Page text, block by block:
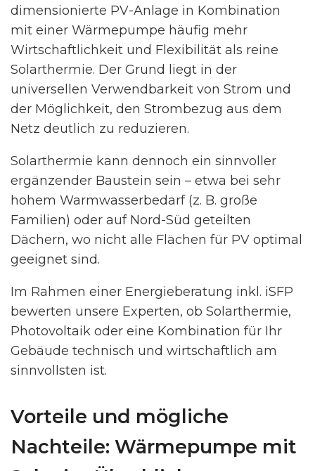
dimensionierte PV-Anlage in Kombination
mit einer Wärmepumpe häufig mehr
Wirtschaftlichkeit und Flexibilität als reine
Solarthermie. Der Grund liegt in der
universellen Verwendbarkeit von Strom und
der Möglichkeit, den Strombezug aus dem
Netz deutlich zu reduzieren.
Solarthermie kann dennoch ein sinnvoller
ergänzender Baustein sein – etwa bei sehr
hohem Warmwasserbedarf (z. B. große
Familien) oder auf Nord-Süd geteilten
Dächern, wo nicht alle Flächen für PV optimal
geeignet sind.
Im Rahmen einer Energieberatung inkl. iSFP
bewerten unsere Experten, ob Solarthermie,
Photovoltaik oder eine Kombination für Ihr
Gebäude technisch und wirtschaftlich am
sinnvollsten ist.
Vorteile und mögliche
Nachteile: Wärmepumpe mit